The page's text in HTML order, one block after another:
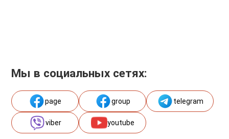
Мы в социальных сетях:
page group telegram
viber youtube